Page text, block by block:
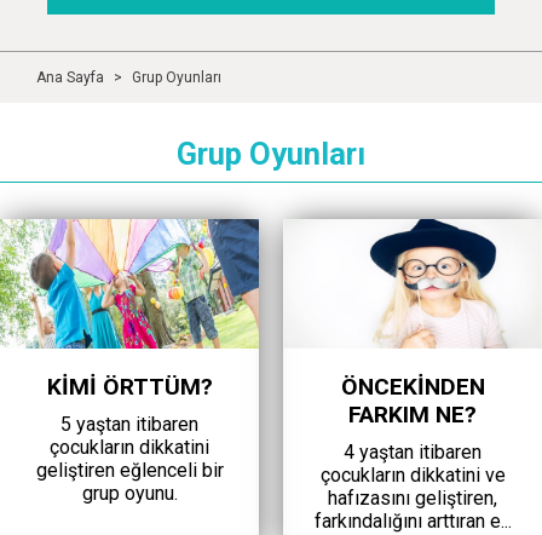
Ana Sayfa > Grup Oyunları
Grup Oyunları
KİMİ ÖRTTÜM?
5 yaştan itibaren
çocukların dikkatini
geliştiren eğlenceli bir
grup oyunu.
ÖNCEKİNDEN
FARKIM NE?
4 yaştan itibaren
çocukların dikkatini ve
hafızasını geliştiren,
farkındalığını arttıran e...